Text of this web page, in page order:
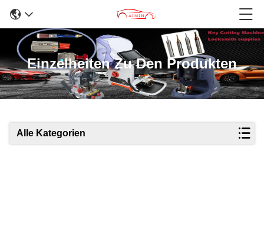
Einzelheiten Zu Den Produkten
Alle Kategorien